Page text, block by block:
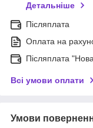
Детальніше
Післяплата
Оплата на
Післяплата
Всі умови оплати
Умови